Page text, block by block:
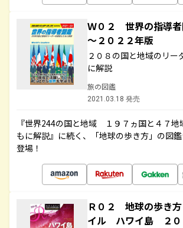
Ｗ０２ 世界の指導
～２０２２年版
２０８の国と地域のリー
に解説
旅の図鑑
2021.03.18 発売
『世界244の国と地域 １９７ヵ国と４７地
もに解説』に続く、「地球の歩き方」の図
登場！
Ｒ０２ 地球の歩き
イル ハワイ島 ２０